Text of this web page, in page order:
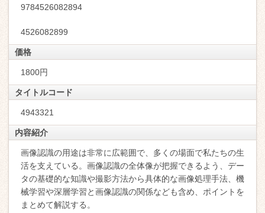
9784526082894
4526082899
価格
1800円
タイトルコード
4943321
内容紹介
画像認識の用途は非常に広範囲で、多くの場面で私たちの生
活を支えている。画像認識の全体像が把握できるよう、デー
タの基礎的な知識や撮影方法から具体的な画像処理手法、機
械学習や深層学習と画像認識の関係なども含め、ポイントを
まとめて解説する。